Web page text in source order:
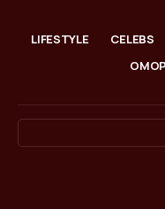
LIFESTYLE CELEBS